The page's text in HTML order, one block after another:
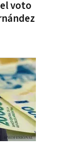
voto